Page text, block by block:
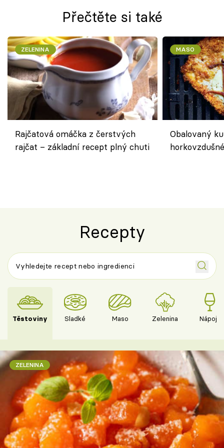
Přečtěte si také
ZELENINA
Rajčatová omáčka z čerstvých
rajčat – základní recept plný chuti
MASO
Obalovaný
Recepty
Těstoviny Sladké Maso Zelenina Nápoje
ZELENINA